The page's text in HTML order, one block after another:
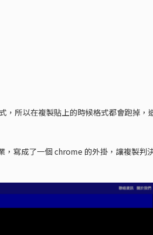
，所以在複製貼上的時候格式都會跑掉，
，寫成了一個 chrome 的外掛，讓複製判